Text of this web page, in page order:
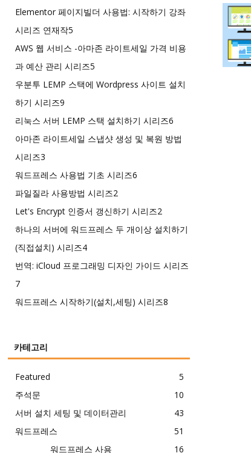
Elementor 페이지빌더 사용법: 시작하기 강좌
시리즈 연재작5
AWS 웹 서비스 -아마존 라이트세일 가격 비용
과 예산 관리 시리즈5
우분투 LEMP 스택에 Wordpress 사이트 설치
하기 시리즈9
리눅스 서버 LEMP 스택 설치하기 시리즈6
아마존 라이트세일 스냅샷 생성 및 복원 방법
시리즈3
워드프레스 사용법 기초 시리즈6
파일질라 사용방법 시리즈2
Let's Encrypt 인증서 갱신하기 시리즈2
하나의 서버에 워드프레스 두 개이상 설치하기
(직접설치) 시리즈4
번역: iCloud 프로그래밍 디자인 가이드 시리즈
7
워드프레스 시작하기(설치,세팅) 시리즈8
카테고리
Featured
5
주석문
10
서버 설치 세팅 및 데이터관리
43
워드프레스
51
워드프레스 사용
16